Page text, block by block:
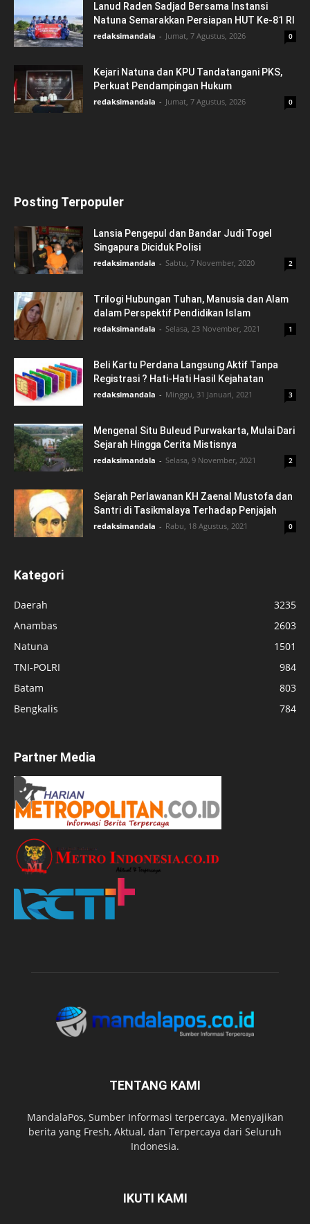
Lanud Raden Sadjad Bersama Instansi
Natuna Semarakkan Persiapan HUT Ke-81 RI
redaksimandala - Jumat, 7 Agustus, 2026 0
Kejari Natuna dan KPU Tandatangani PKS,
Perkuat Pendampingan Hukum
redaksimandala - Jumat, 7 Agustus, 2026 0
Posting Terpopuler
Lansia Pengepul dan Bandar Judi Togel
Singapura Diciduk Polisi
redaksimandala - Sabtu, 7 November, 2020 2
Trilogi Hubungan Tuhan, Manusia dan Alam
dalam Perspektif Pendidikan Islam
redaksimandala - Selasa, 23 November, 2021 1
Beli Kartu Perdana Langsung Aktif Tanpa
Registrasi ? Hati-Hati Hasil Kejahatan
redaksimandala - Minggu, 31 Januari, 2021 3
Mengenal Situ Buleud Purwakarta, Mulai Dari
Sejarah Hingga Cerita Mistisnya
redaksimandala - Selasa, 9 November, 2021 2
Sejarah Perlawanan KH Zaenal Mustofa dan
Santri di Tasikmalaya Terhadap Penjajah
redaksimandala - Rabu, 18 Agustus, 2021 0
Kategori
Daerah
3235
Anambas
2603
Natuna
1501
TNI-POLRI
984
Batam
803
Bengkalis
784
Partner Media
TENTANG KAMI
MandalaPos, Sumber Informasi terpercaya. Menyajikan
berita yang Fresh, Aktual, dan Terpercaya dari Seluruh
Indonesia.
IKUTI KAMI